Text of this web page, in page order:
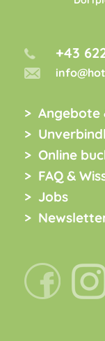
+43
Angebote
Online
FAQ &
Jobs